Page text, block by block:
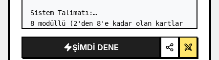
Sistem Talimatı:
8 modüllü (2'den 8'e kadar olan kartlar
birinci sınıf likit cam Bento ızgara
ürün infografiğinin bir görüntüsünü
ŞIMDI DENE